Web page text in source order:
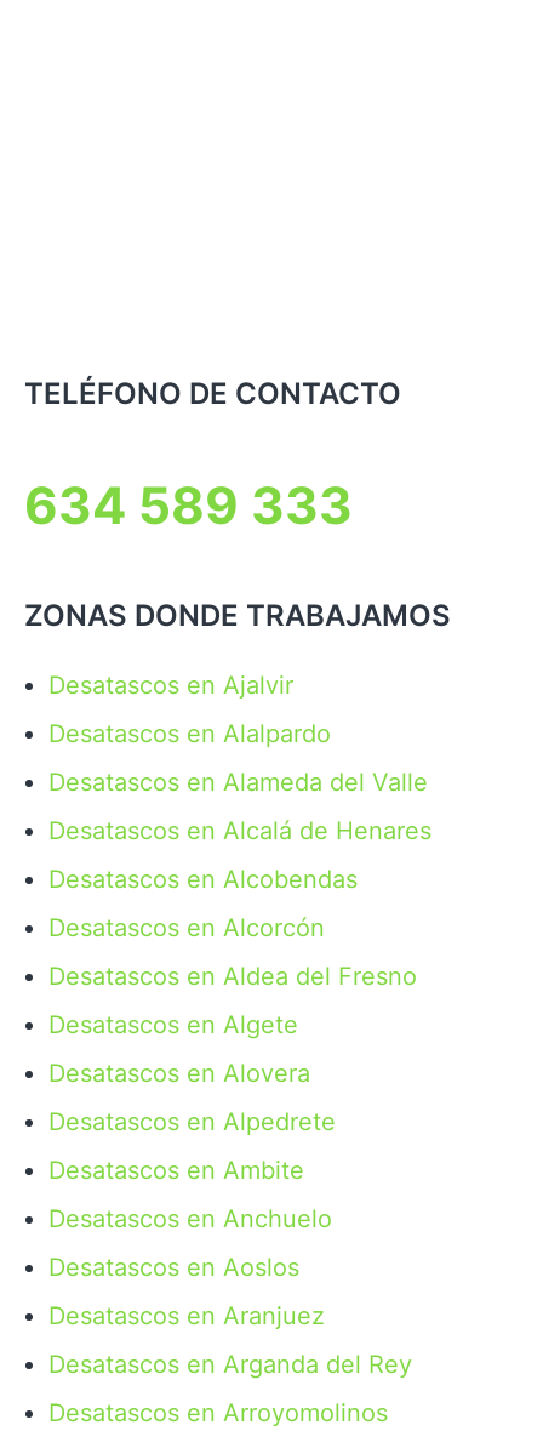
TELÉFONO DE CONTACTO
634 589 333
ZONAS DONDE TRABAJAMOS
Desatascos en Ajalvir
Desatascos en Alalpardo
Desatascos en Alameda del Valle
Desatascos en Alcalá de Henares
Desatascos en Alcobendas
Desatascos en Alcorcón
Desatascos en Aldea del Fresno
Desatascos en Algete
Desatascos en Alovera
Desatascos en Alpedrete
Desatascos en Ambite
Desatascos en Anchuelo
Desatascos en Aoslos
Desatascos en Aranjuez
Desatascos en Arganda del Rey
Desatascos en Arroyomolinos